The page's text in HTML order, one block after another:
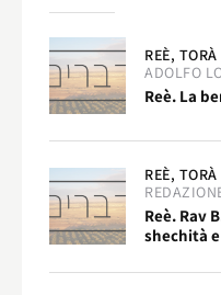
REÈ, TORÀ
ADOLFO
Reè. La
REÈ, TORÀ
Reè. Rav
shechità